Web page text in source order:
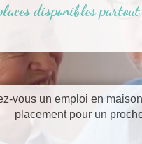
disponiblespartout
vous un emploi en
placement pour un